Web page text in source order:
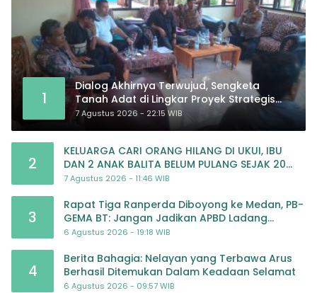
1
Dialog Akhirnya Terwujud, Sengketa
Tanah Adat di Lingkar Proyek Strategis
Nasional Memasuki Babak Baru
7 Agustus 2026 - 22:15 WIB
2
KELUARGA CARI ORANG HILANG DI UKUI, IBU
DAN 2 ANAK BALITA BELUM PULANG SEJAK 20
JULI 2026
7 Agustus 2026 - 11:46 WIB
3
Rapat Tiga Ranperda Diboyong ke Medan, PB-
GEMA BT: Jangan Jadikan APBD Ladang
Pembiayaan yang Tak Perlu
6 Agustus 2026 - 19:18 WIB
4
Berita Bahagia: Nelayan yang Terbawa Arus
Berhasil Ditemukan Dalam Keadaan Selamat
6 Agustus 2026 - 09:57 WIB